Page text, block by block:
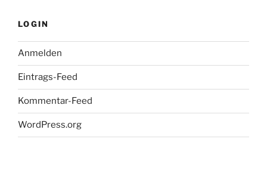
Kinostart:
LOGIN
Anmelden
Eintrags-Feed
Kommentar-Feed
WordPress.org